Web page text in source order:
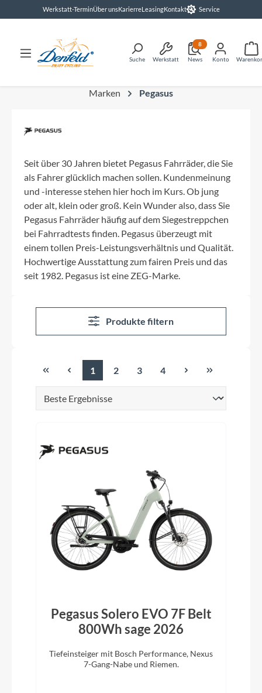
springenWerkstatt-TerminÜber unsKarierreLeasingKontakt Service
Suche Werkstatt News
8
Konto
Marken Pegasus
Seit über 30 Jahren bietet Pegasus Fahrräder, die Sie
als Fahrer glücklich machen sollen. Kundenmeinung
und -interesse stehen hier hoch im Kurs. Ob jung
oder alt, klein oder groß. Kein Wunder also, dass Sie
Pegasus Fahrräder häufig auf dem Siegestreppchen
bei Fahrradtests finden. Pegasus überzeugt mit
einem tollen Preis-Leistungsverhältnis und Qualität.
Hochwertige Ausstattung zum fairen Preis und das
seit 1982. Pegasus ist eine ZEG-Marke.
Produkte filtern
Seite
1
Seite
2
Seite
3
Seite
4
Pegasus Solero EVO 7F Belt
800Wh sage 2026
Tiefeinsteiger mit Bosch Performance, Nexus
7-Gang-Nabe und Riemen.